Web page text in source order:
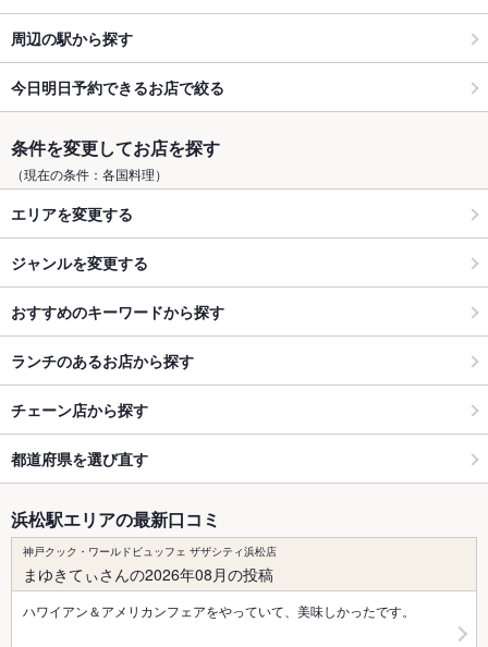
周辺の駅から探す
今日明日予約できるお店で絞る
条件を変更してお店を探す
（現在の条件：各国料理）
エリアを変更する
ジャンルを変更する
おすすめのキーワードから探す
ランチのあるお店から探す
チェーン店から探す
都道府県を選び直す
浜松駅エリアの最新口コミ
神戸クック・ワールドビュッフェ ザザシティ浜松店
まゆきてぃさんの2026年08月の投稿
ハワイアン＆アメリカンフェアをやっていて、美味しかったです。